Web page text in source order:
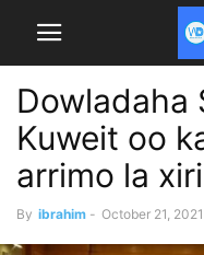
Dowladaha
Kuweit oo
arrimo la
By ibrahim - October 21, 2021